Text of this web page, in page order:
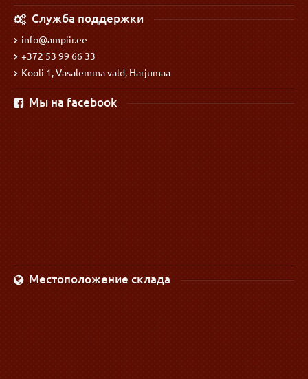
Служба поддержки
info@ampiir.ee
+372 53 99 66 33
Kooli 1, Vasalemma vald, Harjumaa
Мы на facebook
Местоположение склада